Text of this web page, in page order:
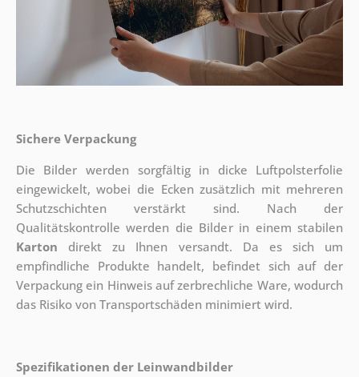
Sichere Verpackung
Die Bilder werden sorgfältig in dicke Luftpolsterfolie
eingewickelt, wobei die Ecken zusätzlich mit mehreren
Schutzschichten verstärkt sind. Nach der
Qualitätskontrolle werden die Bilder in einem stabilen
Karton direkt zu Ihnen versandt. Da es sich um
empfindliche Produkte handelt, befindet sich auf der
Verpackung ein Hinweis auf zerbrechliche Ware, wodurch
das Risiko von Transportschäden minimiert wird.
Spezifikationen der Leinwandbilder